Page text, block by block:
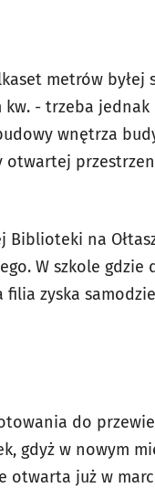
metrów byłej
kw. - trzeba
wnętrza
na
W szkole gdzie
zyska
do
gdyż w nowym
już w